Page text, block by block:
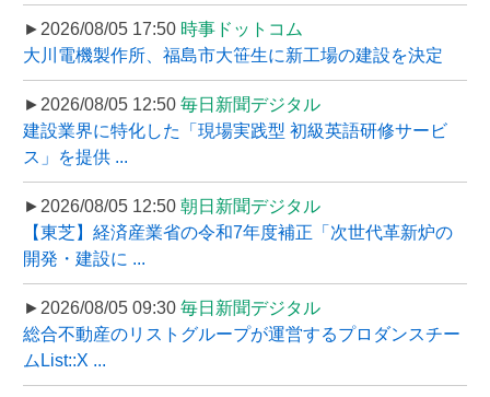
►2026/08/05 17:50 時事ドットコム
大川電機製作所、福島市大笹生に新工場の建設を決定
►2026/08/05 12:50 毎日新聞デジタル
建設業界に特化した「現場実践型 初級英語研修サービ
ス」を提供 ...
►2026/08/05 12:50 朝日新聞デジタル
【東芝】経済産業省の令和7年度補正「次世代革新炉の
開発・建設に ...
►2026/08/05 09:30 毎日新聞デジタル
総合不動産のリストグループが運営するプロダンスチー
ムList::X ...